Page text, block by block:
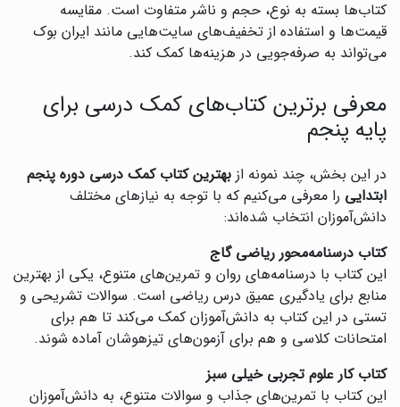
کتاب‌ها بسته به نوع، حجم و ناشر متفاوت است. مقایسه
قیمت‌ها و استفاده از تخفیف‌های سایت‌هایی مانند ایران بوک
می‌تواند به صرفه‌جویی در هزینه‌ها کمک کند.
معرفی برترین کتاب‌های کمک درسی برای
پایه پنجم
در این بخش، چند نمونه از بهترین کتاب کمک درسی دوره پنجم
ابتدایی را معرفی می‌کنیم که با توجه به نیازهای مختلف
دانش‌آموزان انتخاب شده‌اند:
کتاب درسنامه‌محور ریاضی گاج
این کتاب با درسنامه‌های روان و تمرین‌های متنوع، یکی از بهترین
منابع برای یادگیری عمیق درس ریاضی است. سوالات تشریحی و
تستی در این کتاب به دانش‌آموزان کمک می‌کند تا هم برای
امتحانات کلاسی و هم برای آزمون‌های تیزهوشان آماده شوند.
کتاب کار علوم تجربی خیلی سبز
این کتاب با تمرین‌های جذاب و سوالات متنوع، به دانش‌آموزان